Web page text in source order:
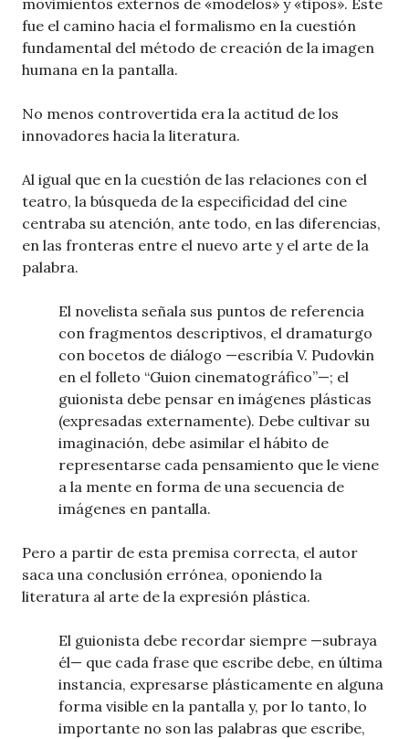
movimientos externos de «modelos» y «tipos». Este
fue el camino hacia el formalismo en la cuestión
fundamental del método de creación de la imagen
humana en la pantalla.
No menos controvertida era la actitud de los
innovadores hacia la literatura.
Al igual que en la cuestión de las relaciones con el
teatro, la búsqueda de la especificidad del cine
centraba su atención, ante todo, en las diferencias,
en las fronteras entre el nuevo arte y el arte de la
palabra.
El novelista señala sus puntos de referencia
con fragmentos descriptivos, el dramaturgo
con bocetos de diálogo —escribía V. Pudovkin
en el folleto “Guion cinematográfico”—; el
guionista debe pensar en imágenes plásticas
(expresadas externamente). Debe cultivar su
imaginación, debe asimilar el hábito de
representarse cada pensamiento que le viene
a la mente en forma de una secuencia de
imágenes en pantalla.
Pero a partir de esta premisa correcta, el autor
saca una conclusión errónea, oponiendo la
literatura al arte de la expresión plástica.
El guionista debe recordar siempre —subraya
él— que cada frase que escribe debe, en última
instancia, expresarse plásticamente en alguna
forma visible en la pantalla y, por lo tanto, lo
importante no son las palabras que escribe,